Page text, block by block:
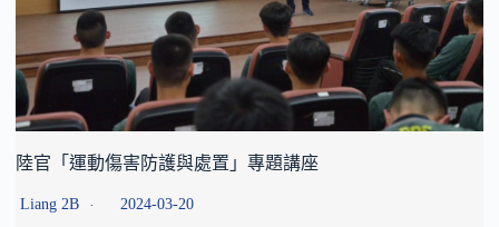
陸官「運動傷害防護與處置」專題講座
Liang 2B 2024-03-20